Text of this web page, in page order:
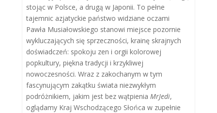
stojąc w Polsce, a drugą w Japonii. To pełne
tajemnic azjatyckie państwo widziane oczami
Pawła Musiałowskiego stanowi miejsce pozornie
wykluczających się sprzeczności, krainę skrajnych
doświadczeń: spokoju zen i orgii kolorowej
popkultury, piękna tradycji i krzykliwej
nowoczesności. Wraz z zakochanym w tym
fascynującym zakątku świata niezwykłym
podróżnikiem, jakim jest bez wątpienia MrJedi,
oglądamy Kraj Wschodzącego Słońca w zupełnie